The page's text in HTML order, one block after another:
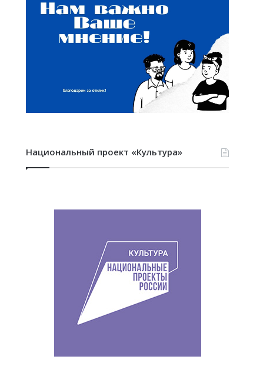
Национальный проект «Культура»